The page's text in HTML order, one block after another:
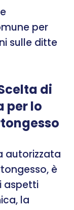
per
sulle ditte
di
per lo
autorizzata
è
aspetti
la